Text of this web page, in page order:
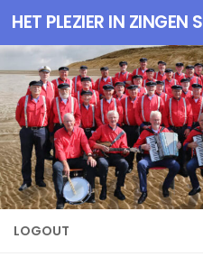
Doorgaan naar inhoud
LOGOUT